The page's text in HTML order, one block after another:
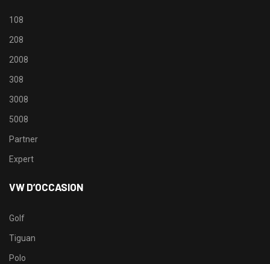
108
208
2008
308
3008
5008
Partner
Expert
VW D’OCCASION
Golf
Tiguan
Polo